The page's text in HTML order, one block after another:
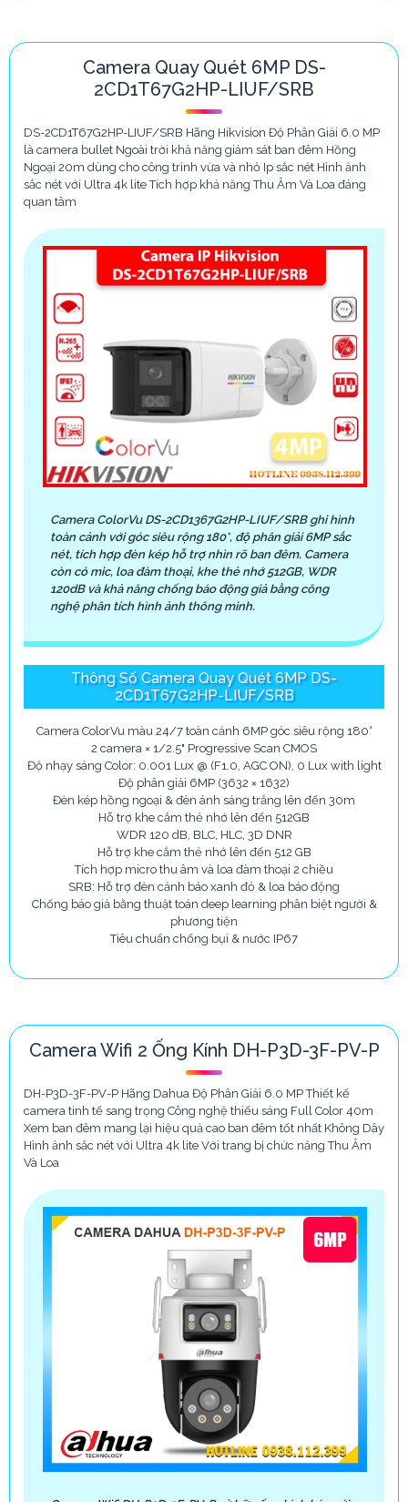
Camera Quay Quét 6MP DS-
2CD1T67G2HP-LIUF/SRB
DS-2CD1T67G2HP-LIUF/SRB Hãng Hikvision Độ Phân Giải 6.0 MP
là camera bullet Ngoài trời khả năng giám sát ban đêm Hồng
Ngoại 20m dùng cho công trình vừa và nhỏ Ip sắc nét Hình ảnh
sắc nét với Ultra 4k lite Tích hợp khả năng Thu Âm Và Loa đáng
quan tâm
Camera ColorVu DS-2CD1367G2HP-LIUF/SRB ghi hình
toàn cảnh với góc siêu rộng 180°, độ phân giải 6MP sắc
nét, tích hợp đèn kép hỗ trợ nhìn rõ ban đêm. Camera
còn có mic, loa đàm thoại, khe thẻ nhớ 512GB, WDR
120dB và khả năng chống báo động giả bằng công
nghệ phân tích hình ảnh thông minh.
Thông Số Camera Quay Quét 6MP DS-
2CD1T67G2HP-LIUF/SRB
Camera ColorVu màu 24/7 toàn cảnh 6MP góc siêu rộng 180°
2 camera × 1/2.5" Progressive Scan CMOS
Độ nhạy sáng Color: 0.001 Lux @ (F1.0, AGC ON), 0 Lux with light
Độ phân giải 6MP (3632 × 1632)
Đèn kép hồng ngoại & đèn ánh sáng trắng lên đến 30m
Hỗ trợ khe cắm thẻ nhớ lên đến 512GB
WDR 120 dB, BLC, HLC, 3D DNR
Hỗ trợ khe cắm thẻ nhớ lên đến 512 GB
Tích hợp micro thu âm và loa đàm thoại 2 chiều
SRB: Hỗ trợ đèn cảnh báo xanh đỏ & loa báo động
Chống báo giả bằng thuật toán deep learning phân biệt người &
phương tiện
Tiêu chuẩn chống bụi & nước IP67
Camera Wifi 2 Ống Kính DH-P3D-3F-PV-P
DH-P3D-3F-PV-P Hãng Dahua Độ Phân Giải 6.0 MP Thiết kế
camera tinh tế sang trọng Công nghệ thiếu sáng Full Color 40m
Xem ban đêm mang lại hiệu quả cao ban đêm tốt nhất Không Dây
Hình ảnh sắc nét với Ultra 4k lite Với trang bị chức năng Thu Âm
Và Loa